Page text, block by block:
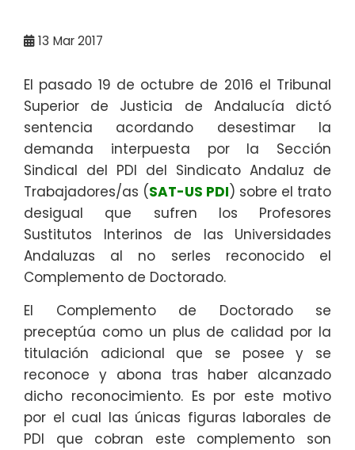
13 Mar 2017
El pasado 19 de octubre de 2016 el Tribunal
Superior de Justicia de Andalucía dictó
sentencia acordando desestimar la
demanda interpuesta por la Sección
Sindical del PDI del Sindicato Andaluz de
Trabajadores/as (SAT-US PDI) sobre el trato
desigual que sufren los Profesores
Sustitutos Interinos de las Universidades
Andaluzas al no serles reconocido el
Complemento de Doctorado.
El Complemento de Doctorado se
preceptúa como un plus de calidad por la
titulación adicional que se posee y se
reconoce y abona tras haber alcanzado
dicho reconocimiento. Es por este motivo
por el cual las únicas figuras laborales de
PDI que cobran este complemento son